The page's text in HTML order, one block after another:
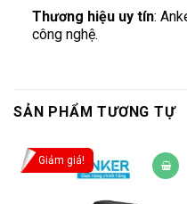
Thương hiệu uy tín:
công nghệ.
SẢN PHẨM TƯƠNG TỰ
Giảm giá!